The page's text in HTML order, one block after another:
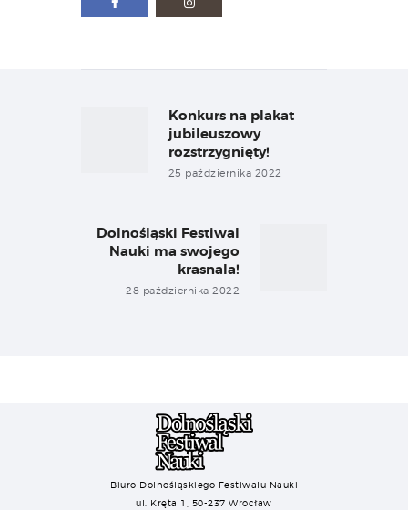
Previous
post:
Konkurs na plakat
jubileuszowy
rozstrzygnięty!
25 października 2022
Dolnośląski Festiwal
Nauki ma swojego
krasnala!
28 października 2022
Biuro Dolnośląskiego Festiwalu Nauki
ul. Kręta 1, 50-237 Wrocław